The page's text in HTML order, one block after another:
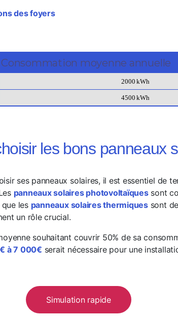
des foyers
Consommation moyenne annuelle
2000 kWh
4500 kWh
les bons panneaux
ses panneaux solaires, il est essentiel de
panneaux solaires photovoltaïquessont
les panneaux solaires thermiquessont
un rôle crucial.
souhaitant couvrir 50% de sa
à 7 000€ serait nécessaire pour une
Simulation rapide